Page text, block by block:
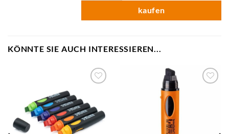
kaufen
KÖNNTE SIE AUCH INTERESSIEREN...
Merkzettel
hinzufügen